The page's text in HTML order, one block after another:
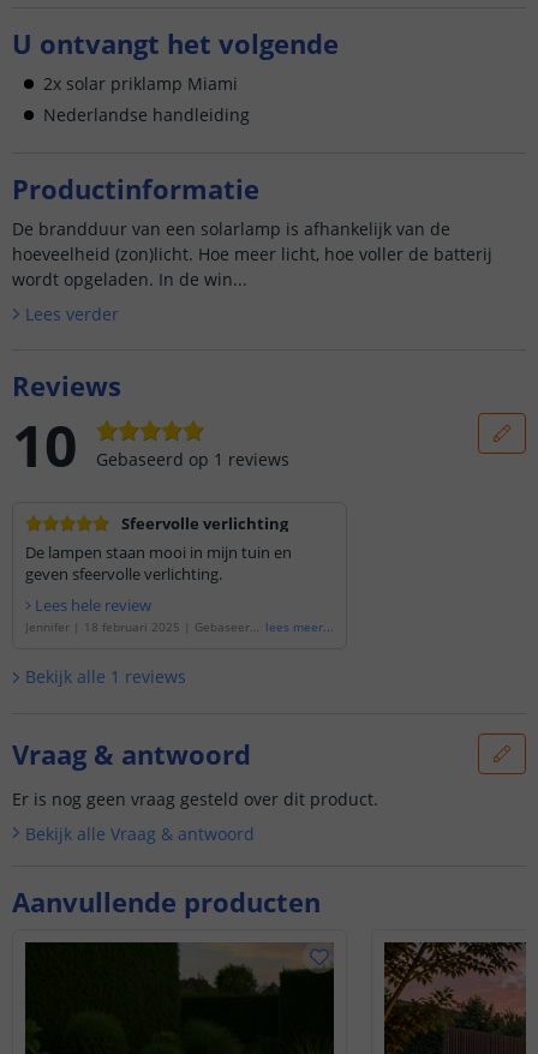
U ontvangt het volgende
2x solar priklamp Miami
Nederlandse handleiding
Productinformatie
De brandduur van een solarlamp is afhankelijk van de
hoeveelheid (zon)licht. Hoe meer licht, hoe voller de batterij
wordt opgeladen. In de win...
Lees verder
Aanvullende producten
Reviews
10 Gebaseerd op 1 reviews
Sfeervolle verlichting
De lampen staan mooi in mijn tuin en
geven sfeervolle verlichting.
Lees hele review
Jennifer | 18 februari 2025 | Gebaseerd
lees meer...
Bekijk alle 1 reviews
Vraag & antwoord
Er is nog geen vraag gesteld over dit product.
Bekijk alle Vraag & antwoord